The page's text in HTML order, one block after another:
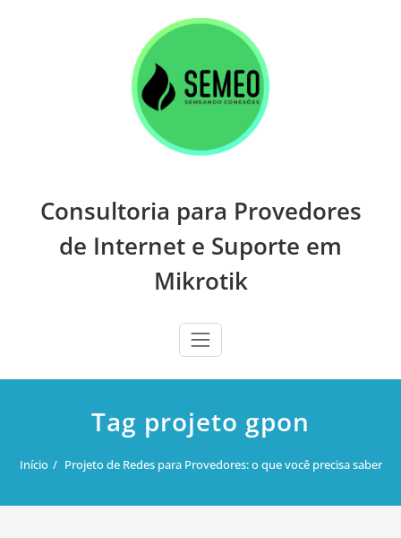
Consultoria para Provedores
de Internet e Suporte em
Mikrotik
Tag projeto gpon
Início Projeto de Redes para Provedores: o que você precisa saber